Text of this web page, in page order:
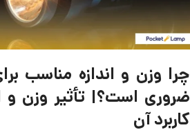
چرا وزن و اندازه مناسب
ضروری است؟| تأثیر وزن و
کاربرد آن